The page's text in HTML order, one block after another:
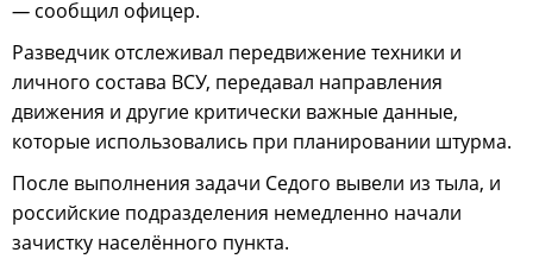
— сообщил офицер.
Разведчик отслеживал передвижение техники и
личного состава ВСУ, передавал направления
движения и другие критически важные данные,
которые использовались при планировании штурма.
После выполнения задачи Седого вывели из тыла, и
российские подразделения немедленно начали
зачистку населённого пункта.